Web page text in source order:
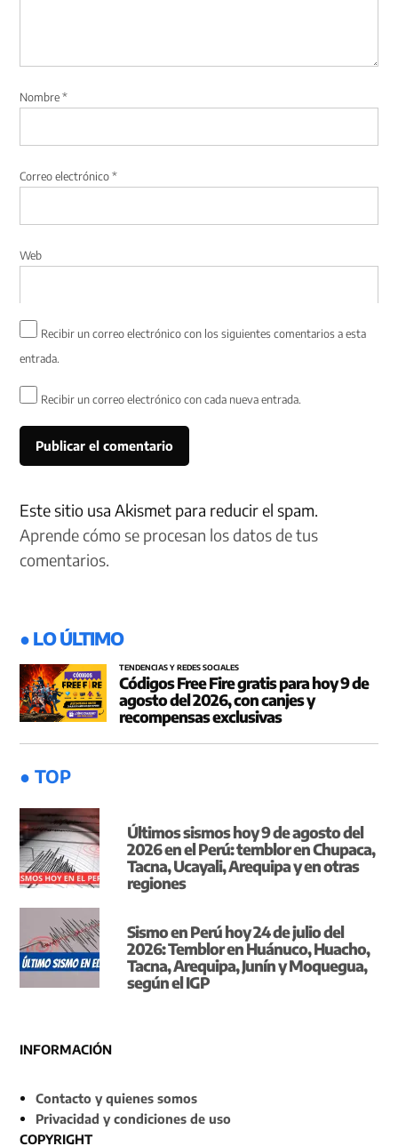
Nombre*
Correo electrónico*
Web
Recibir un correo electrónico con los siguientes comentarios a esta
entrada.
Recibir un correo electrónico con cada nueva entrada.
Este sitio usa Akismet para reducir el spam.
Aprende cómo se procesan los datos de tus
comentarios.
● LO ÚLTIMO
TENDENCIAS Y REDES SOCIALES
Códigos Free Fire gratis para hoy 9 de
agosto del 2026, con canjes y
recompensas exclusivas
● TOP
Últimos sismos hoy 9 de agosto del
2026 en el Perú: temblor en Chupaca,
Tacna, Ucayali, Arequipa y en otras
regiones
Sismo en Perú hoy 24 de julio del
2026: Temblor en Huánuco, Huacho,
Tacna, Arequipa, Junín y Moquegua,
según el IGP
INFORMACIÓN
Contacto y quienes somos
Privacidad y condiciones de uso
COPYRIGHT